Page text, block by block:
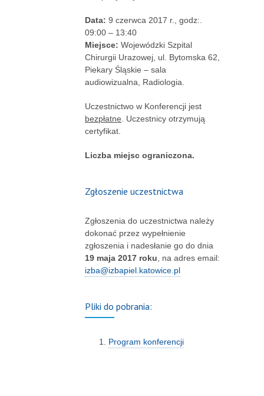
Data: 9 czerwca 2017 r., godz:.
09:00 – 13:40
Miejsce: Wojewódzki Szpital
Chirurgii Urazowej, ul. Bytomska 62,
Piekary Śląskie – sala
audiowizualna, Radiologia.
Uczestnictwo w Konferencji jest
bezpłatne . Uczestnicy otrzymują
certyfikat.
Liczba miejsc ograniczona.
Zgłoszenie uczestnictwa
Zgłoszenia do uczestnictwa należy
dokonać przez wypełnienie
zgłoszenia i nadesłanie go do dnia
19 maja 2017 roku , na adres email:
izba@izbapiel.katowice.pl
Pliki do pobrania:
Program konferencji